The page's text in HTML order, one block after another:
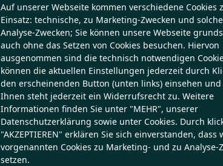
Auf unserer Webseite kommen verschiedene Cookies
Einsatz: technische, zu Marketing-Zwecken und
Analyse-Zwecken; Sie können unsere Webseite
auch ohne das Setzen von Cookies besuchen. Hiervon
ausgenommen sind die technisch notwendigen
können die aktuellen Einstellungen jederzeit durch
den erscheinenden Button (unten links) einsehen
Ihnen steht jederzeit ein Widerrufsrecht zu. Weitere
Informationen finden Sie unter "MEHR", unserer
Datenschutzerklärung sowie unter Cookies. Durch
"AKZEPTIEREN" erklären Sie sich einverstanden, dass
vorgenannten Cookies zu Marketing- und zu Analyse-
setzen.